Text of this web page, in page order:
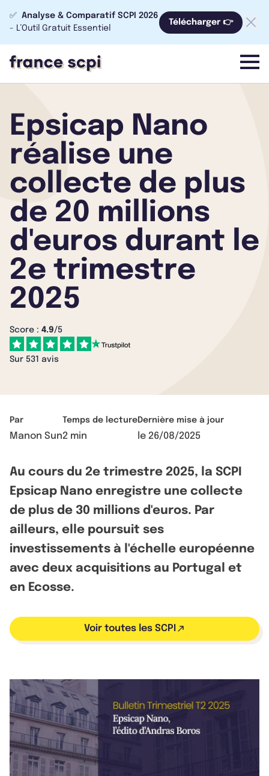
✅ Analyse & Comparatif SCPI 2026
- L’Outil Gratuit Essentiel
Télécharger 👉
menu
Epsicap Nano
réalise une
collecte de plus
de 20 millions
d'euros durant le
2e trimestre
2025
Score : 4.9/5
Sur 531 avis
Par
Manon Sun
Temps de lecture
2 min
Dernière mise à jour
le 26/08/2025
Au cours du 2e trimestre 2025, la SCPI
Epsicap Nano enregistre une collecte
de plus de 30 millions d'euros. Par
ailleurs, elle poursuit ses
investissements à l'échelle européenne
avec deux acquisitions au Portugal et
en Ecosse.
Voir toutes les SCPI